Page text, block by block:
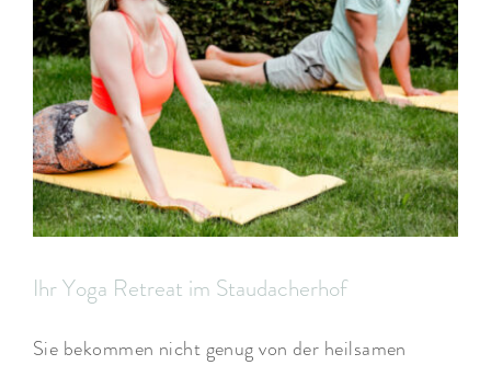
Ihr Yoga Retreat im Staudacherhof
Sie bekommen nicht genug von der heilsamen